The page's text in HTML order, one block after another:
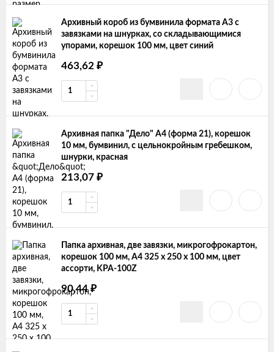
Архивный короб из бумвинила формата А3 с
завязками на шнурках, со складывающимися
упорами, корешок 100 мм, цвет синий
463,62 ₽
Архивная папка "Дело" А4 (форма 21), корешок
10 мм, бумвинил, с цельнокройным гребешком,
шнурки, красная
213,07 ₽
Папка архивная, две завязки, микрогофрокартон,
корешок 100 мм, A4 325 x 250 x 100 мм, цвет
ассорти, KPA-100Z
90,44₽